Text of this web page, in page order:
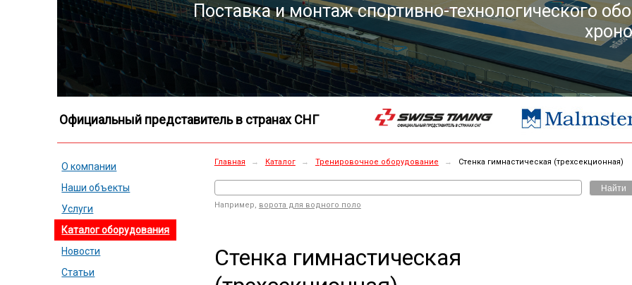
Поставка и монтаж спортивно-технологического
Официальный представитель в странах СНГ
О компании
Наши объекты
Услуги
Каталог оборудования
Новости
Статьи
Главная → Каталог → Тренировочное оборудование → Стенка гимнастическая (трехсекционная)
Найти
Например, ворота для водного поло
Стенка гимнастическая